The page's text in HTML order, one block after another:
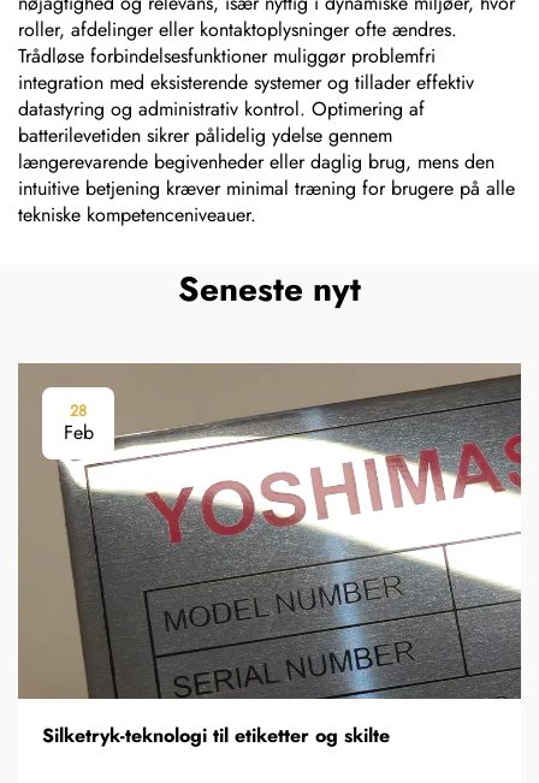
roller, afdelinger eller kontaktoplysninger ofte ændres.
Trådløse forbindelsesfunktioner muliggør problemfri
integration med eksisterende systemer og tillader effektiv
datastyring og administrativ kontrol. Optimering af
batterilevetiden sikrer pålidelig ydelse gennem
længerevarende begivenheder eller daglig brug, mens den
intuitive betjening kræver minimal træning for brugere på alle
tekniske kompetenceniveauer.
Seneste nyt
28
Feb
Silketryk-teknologi til etiketter og skilte